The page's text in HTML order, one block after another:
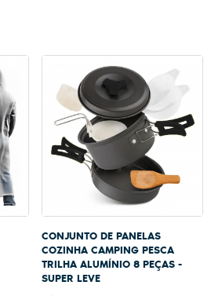
CONJUNTO DE PANELAS
COZINHA CAMPING PESCA
TRILHA ALUMÍNIO 8 PEÇAS -
SUPER LEVE